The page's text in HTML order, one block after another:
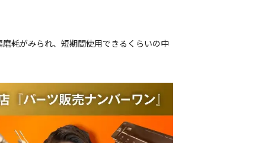
磨耗がみられ、短期間使用できるくらいの中